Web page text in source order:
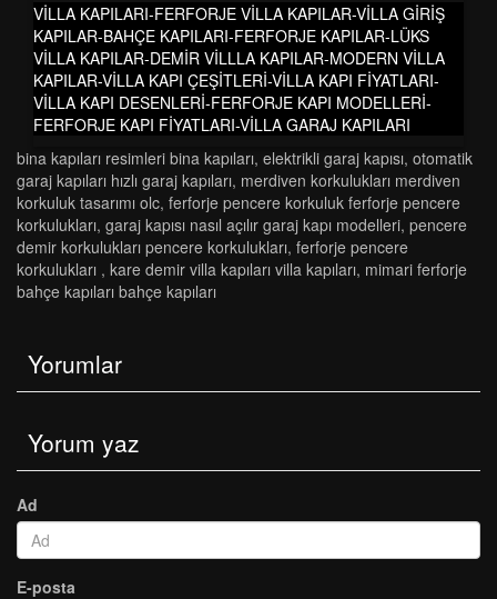
VİLLA KAPILARI-FERFORJE VİLLA KAPILAR-VİLLA GİRİŞ
KAPILAR-BAHÇE KAPILARI-FERFORJE KAPILAR-LÜKS
VİLLA KAPILAR-DEMİR VİLLLA KAPILAR-MODERN VİLLA
KAPILAR-VİLLA KAPI ÇEŞİTLERİ-VİLLA KAPI FİYATLARI-
VİLLA KAPI DESENLERİ-FERFORJE KAPI MODELLERİ-
FERFORJE KAPI FİYATLARI-VİLLA GARAJ KAPILARI
bi̇na kapilari resi̇mleri̇ bi̇na kapilari, elektrikli garaj kapısı, otomati̇k
garaj kapilari hizli garaj kapilari, merdi̇ven korkuluklari merdi̇ven
korkuluk tasarimi olc, ferforje pencere korkuluk ferforje pencere
korkulukları, garaj kapısı nasıl açılır garaj kapı modelleri, pencere
demi̇r korkuluklari pencere korkuluklari, ferforje pencere
korkulukları , kare demir villa kapıları villa kapıları, mi̇mari̇ ferforje
bahçe kapilari bahçe kapilari
Yorumlar
Yorum yaz
Ad
E-posta